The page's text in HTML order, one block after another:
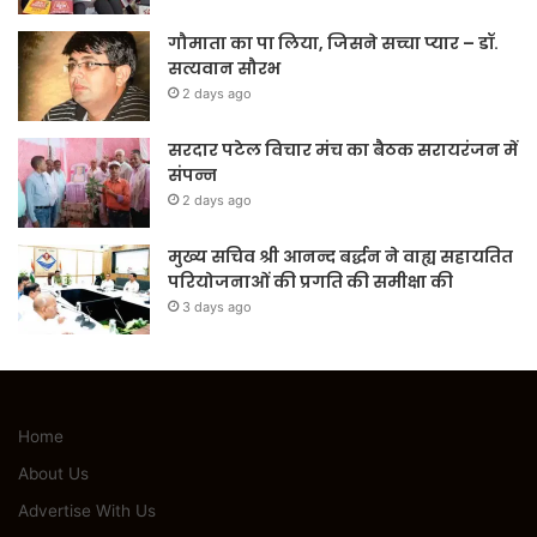
गौमाता का पा लिया, जिसने सच्चा प्यार – डॉ.
सत्यवान सौरभ
2 days ago
सरदार पटेल विचार मंच का बैठक सरायरंजन में
संपन्न
2 days ago
मुख्य सचिव श्री आनन्द बर्द्धन ने वाह्य सहायतित
परियोजनाओं की प्रगति की समीक्षा की
3 days ago
Home
About Us
Advertise With Us